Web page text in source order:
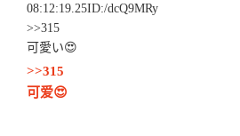
08:12:19.25ID:/dcQ9MRy
>>315
可愛い😍
>>315
可爱😍